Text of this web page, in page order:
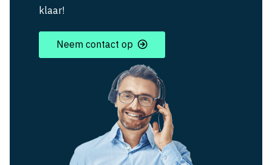
klaar!
Neem contact op